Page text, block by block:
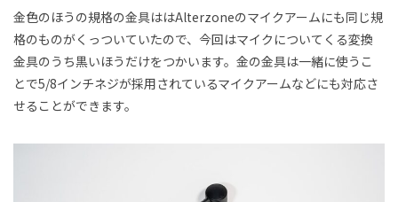
金色のほうの規格の金具ははAlterzoneのマイクアームにも同じ規
格のものがくっついていたので、今回はマイクについてくる変換
金具のうち黒いほうだけをつかいます。金の金具は一緒に使うこ
とで5/8インチネジが採用されているマイクアームなどにも対応さ
せることができます。